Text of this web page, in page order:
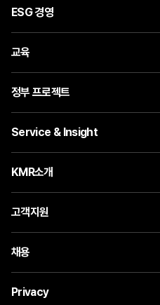
ESG 경영
교육
정부 프로젝트
Service & Insight
KMR소개
고객지원
채용
Privacy